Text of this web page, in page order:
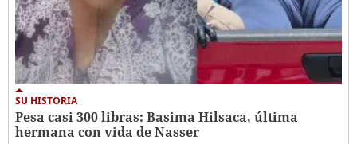
SU HISTORIA
Pesa casi 300 libras: Basima Hilsaca, última
hermana con vida de Nasser